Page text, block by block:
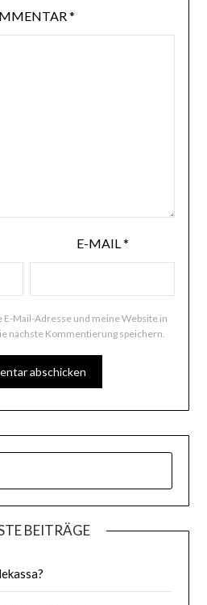
*
E-MAIL*
Mail-Adresse und meine Website in
nächste Kommentierung speichern.
BEITRÄGE